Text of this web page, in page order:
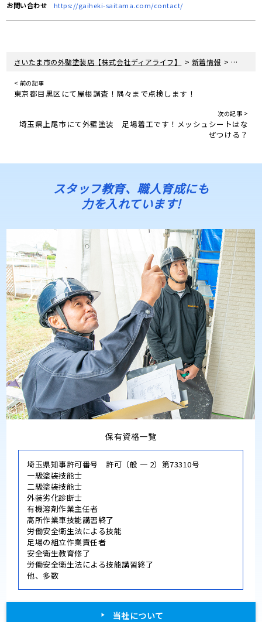
お問い合わせ https://gaiheki-saitama.com/contact/
さいたま市の外壁塗装店【株式会社ディアライフ】 > 新着情報 > 埼玉県
< 前の記事
東京都目黒区にて屋根調査！隅々まで点検します！
次の記事 >
埼玉県上尾市にて外壁塗装 足場着工です！メッシュシートはな
ぜつける？
スタッフ教育、職人育成にも
力を入れています!
保有資格一覧
埼玉県知事許可番号 許可（般 一 2）第73310号
一級塗装技能士
二級塗装技能士
外装劣化診断士
有機溶剤作業主任者
高所作業車技能講習終了
労働安全衛生法による技能
足場の組立作業責任者
安全衛生教育修了
労働安全衛生法による技能講習終了
他、多数
当社について